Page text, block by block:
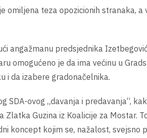
omiljena teza opozicionih stranaka, a
angažmanu predsjednika
omogućeno je da ima većinu u
i da izabere gradonačelnika.
SDA-ovog „davanja i predavanja“,
Guzina iz Koalicije za Mostar.
koncept kojim se, nažalost, svejsno